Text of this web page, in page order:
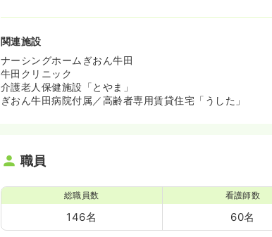
関連施設
ナーシングホームぎおん牛田
牛田クリニック
介護老人保健施設「とやま」
ぎおん牛田病院付属／高齢者専用賃貸住宅「うした」
職員
総職員数
146名
看護師数
60名